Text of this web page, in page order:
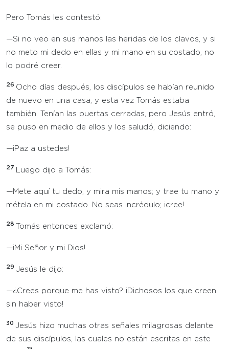
Pero Tomás les contestó:
—Si no veo en sus manos las heridas de los clavos, y si
no meto mi dedo en ellas y mi mano en su costado, no
lo podré creer.
26 Ocho días después, los discípulos se habían reunido
de nuevo en una casa, y esta vez Tomás estaba
también. Tenían las puertas cerradas, pero Jesús entró,
se puso en medio de ellos y los saludó, diciendo:
—¡Paz a ustedes!
27 Luego dijo a Tomás:
—Mete aquí tu dedo, y mira mis manos; y trae tu mano y
métela en mi costado. No seas incrédulo; ¡cree!
28 Tomás entonces exclamó:
—¡Mi Señor y mi Dios!
29 Jesús le dijo:
—¿Crees porque me has visto? ¡Dichosos los que creen
sin haber visto!
30 Jesús hizo muchas otras señales milagrosas delante
de sus discípulos, las cuales no están escritas en este